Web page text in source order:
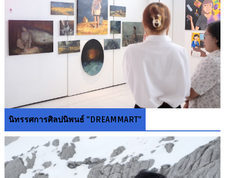
นิทรรศการศิลปนิพนธ์ "DREAMMART"